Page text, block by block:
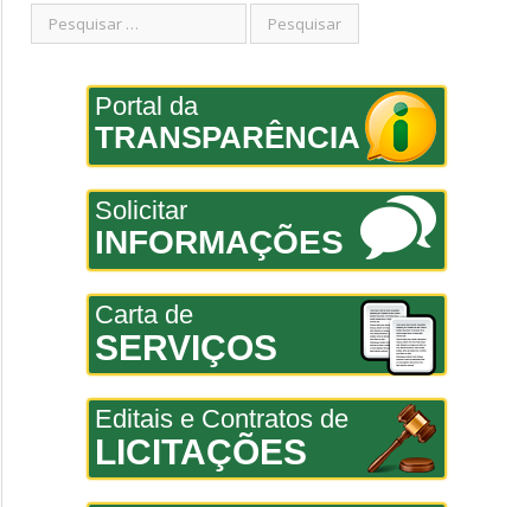
Portal da
TRANSPARÊNCIA
Solicitar
INFORMAÇÕES
Carta de
SERVIÇOS
Editais e Contratos de
LICITAÇÕES